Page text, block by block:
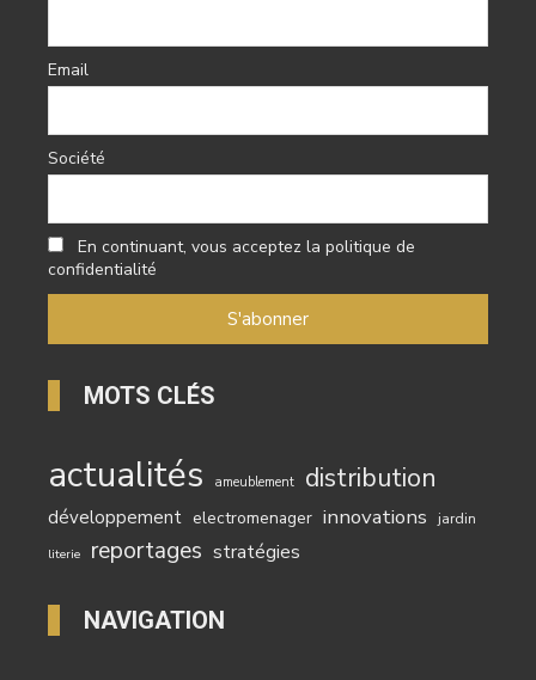
Email
Société
En continuant, vous acceptez la politique de
confidentialité
MOTS CLÉS
actualités ameublement distribution
développement electromenager innovations jardin
literie reportages stratégies
NAVIGATION